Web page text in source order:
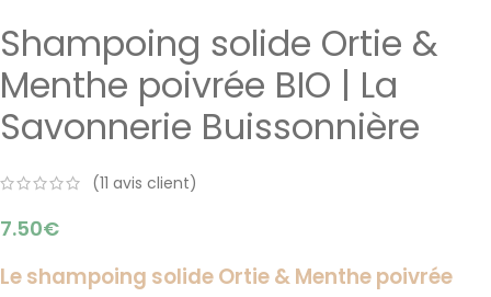
Shampoing solide Ortie &
Menthe poivrée BIO | La
Savonnerie Buissonnière
(11 avis client)
7.50€
Le shampoing solide Ortie & Menthe poivrée